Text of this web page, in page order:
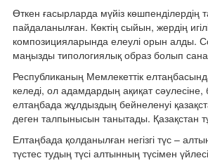
Өткен ғасырларда мүйіз
пайдаланылған. Көктің сыйын, жердің
композицияларында елеулі орын алды.
маңызды типологиялық образ болып
Республиканың Мемлекеттік
келеді, ол адамдардың ақиқат
елтаңбада жұлдыздың бейнеленуі
деген талпынысын танытады. Қазақстан
Елтаңбада қолданылған негізгі түс –
түстес тудың түсі алтынның түсімен